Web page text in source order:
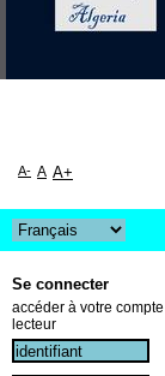
A- A A+
Se connecter
accéder à votre
lecteur